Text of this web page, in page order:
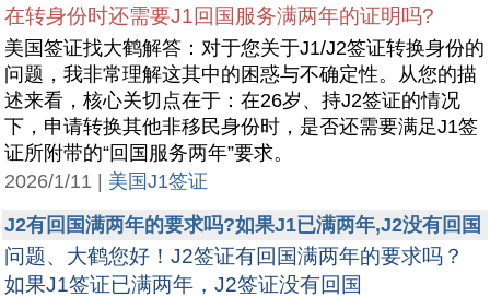
在转身份时还需要J1回国服务满两年的证明吗?
美国签证找大鹤解答：对于您关于J1/J2签证转换身份的
问题，我非常理解这其中的困惑与不确定性。从您的描
述来看，核心关切点在于：在26岁、持J2签证的情况
下，申请转换其他非移民身份时，是否还需要满足J1签
证所附带的“回国服务两年”要求。
2026/1/11 | 美国J1签证
J2有回国满两年的要求吗?如果J1已满两年,J2没有回国
问题、大鹤您好！J2签证有回国满两年的要求吗？
如果J1签证已满两年，J2签证没有回国